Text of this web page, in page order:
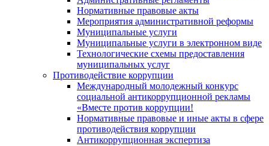
Нормативные правовые акты
Мероприятия административной реформы
Муниципальные услуги
Муниципальные услуги в электронном виде
Технологические схемы предоставления
муниципальных услуг
Противодействие коррупции
Международный молодежный конкурс
социальной антикоррупционной рекламы
«Вместе против коррупции!
Нормативные правовые и иные акты в сфере
противодействия коррупции
Антикоррупционная экспертиза